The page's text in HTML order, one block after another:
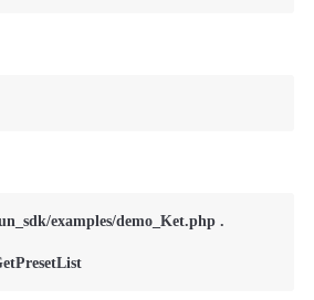
examples/demo_Ket.php .
php demo_Ket.php GetPresetList